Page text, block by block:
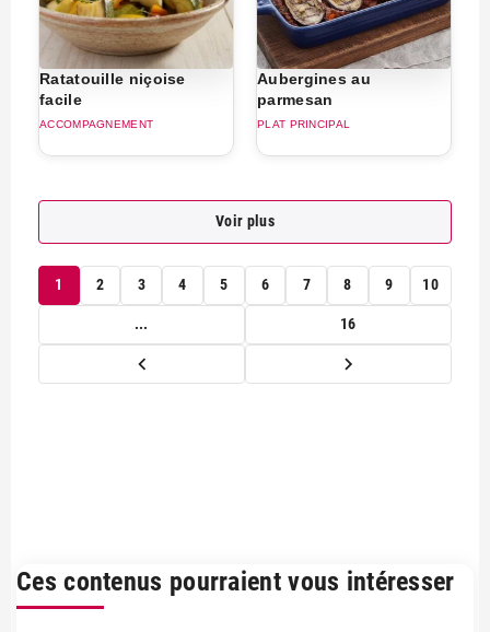
Ratatouille niçoise
facile
ACCOMPAGNEMENT
Aubergines au
parmesan
PLAT PRINCIPAL
Voir plus
1 2 3 4 5 6 7 8 9 10
... 16
Ces contenus pourraient vous intéresser